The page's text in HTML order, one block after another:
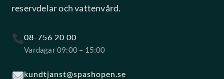
reservdelar och vattenvård.
08-756 20 00
Vardagar 09:00 – 15:00
kundtjanst@spashopen.se